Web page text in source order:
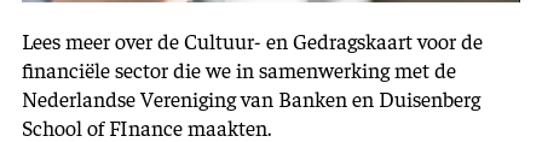
Lees meer over de Cultuur- en Gedragskaart voor de
financiële sector die we in samenwerking met de
Nederlandse Vereniging van Banken en Duisenberg
School of FInance maakten.